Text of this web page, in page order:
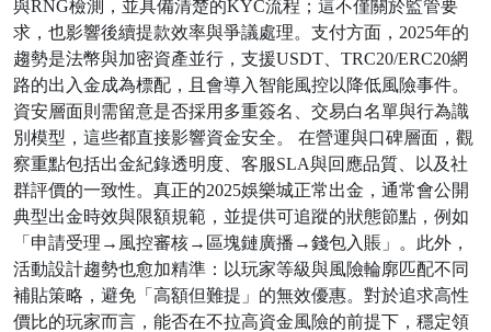
與RNG檢測，並具備清楚的KYC流程；這不僅關於監管要
求，也影響後續提款效率與爭議處理。支付方面，2025年的
趨勢是法幣與加密資產並行，支援USDT、TRC20/ERC20網
路的出入金成為標配，且會導入智能風控以降低風險事件。
資安層面則需留意是否採用多重簽名、交易白名單與行為識
別模型，這些都直接影響資金安全。 在營運與口碑層面，觀
察重點包括出金紀錄透明度、客服SLA與回應品質、以及社
群評價的一致性。真正的2025娛樂城正常出金，通常會公開
典型出金時效與限額規範，並提供可追蹤的狀態節點，例如
「申請受理→風控審核→區塊鏈廣播→錢包入賬」。此外，
活動設計趨勢也愈加精準：以玩家等級與風險輪廓匹配不同
補貼策略，避免「高額但難提」的無效優惠。對於追求高性
價比的玩家而言，能否在不拉高資金風險的前提下，穩定領